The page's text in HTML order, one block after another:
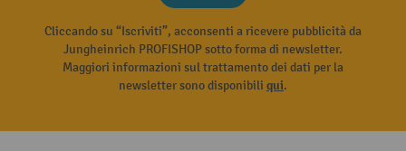
Cliccando su “Iscriviti”, acconsenti a ricevere pubblicità da
Jungheinrich PROFISHOP sotto forma di newsletter.
Maggiori informazioni sul trattamento dei dati per la
newsletter sono disponibili qui.